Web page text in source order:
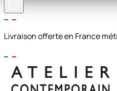
Livraison offerte en France